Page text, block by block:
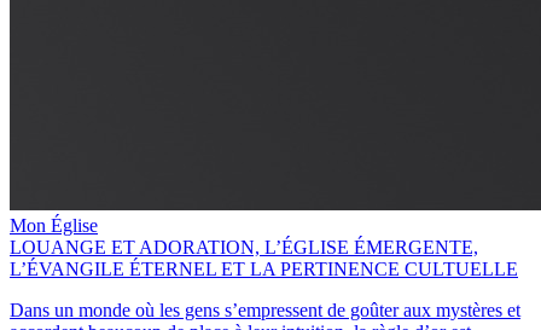
Mon Église
LOUANGE ET ADORATION, L’ÉGLISE ÉMERGENTE,
L’ÉVANGILE ÉTERNEL ET LA PERTINENCE CULTUELLE
Dans un monde où les gens s’empressent de goûter aux mystères et